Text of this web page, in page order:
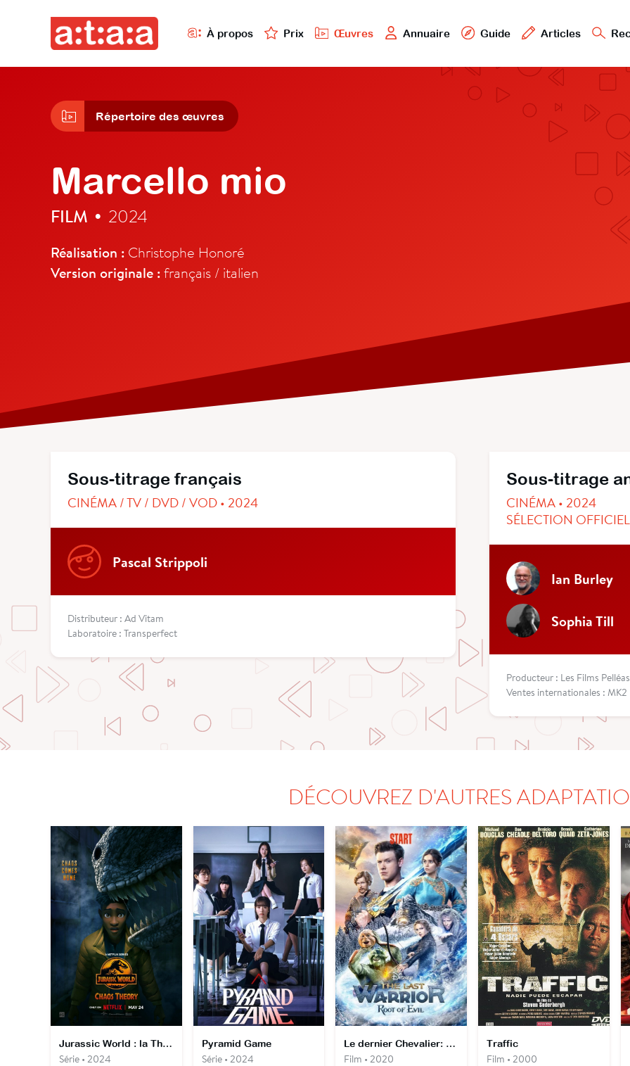
À propos Prix Œuvres Annuaire Guide Articles
Répertoire des œuvres
Marcello mio
FILM • 2024
Réalisation : Christophe Honoré
Version originale :français / italien
Sous-titrage français
CINÉMA / TV / DVD / VOD • 2024
Pascal Strippoli
Distributeur : Ad Vitam
Laboratoire : Transperfect
Sous-titrage
CINÉMA • 2024
SÉLECTION
Ian Burley
Sophia Till
Producteur : Les Films Pelléas
Ventes internationales : MK2
DÉCOUVREZ D'AUTRES
Jurassic World : la Théorie du chaos
Série • 2024
Pyramid Game
Série • 2024
Le dernier Chevalier: La racine du Mal
Film • 2020
Traffic
Film • 2000